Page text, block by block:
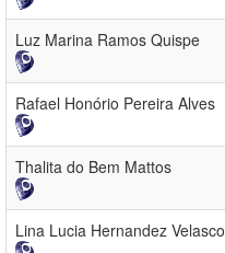
Luz Marina Ramos Quispe
Rafael Honório Pereira Alves
Thalita do Bem Mattos
Lina Lucia Hernandez Velasco